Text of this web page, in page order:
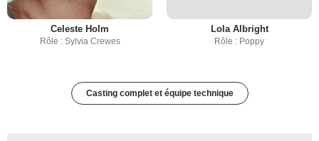
Celeste Holm
Rôle : Sylvia Crewes
Lola Albright
Rôle : Poppy
Casting complet et équipe technique